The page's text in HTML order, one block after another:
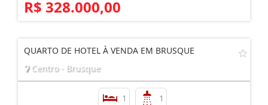
R$ 328.000,00
QUARTO DE HOTEL À VENDA EM BRUSQUE
Centro - Brusque
1 1